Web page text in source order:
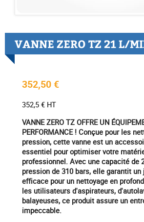
VANNE ZERO TZ 21 L/
352,50 €
352,5 € HT
VANNE ZERO TZ OFFRE UN
PERFORMANCE ! Conçue pour les
pression, cette vanne est un
essentiel pour optimiser votre
professionnel. Avec une capacité de
pression de 310 bars, elle garantit
efficace pour un nettoyage en
les utilisateurs d'aspirateurs,
balayeuses, ce produit assure un
impeccable.